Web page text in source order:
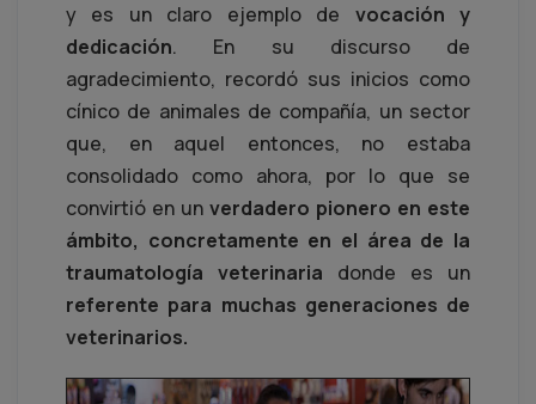
y es un claro ejemplo de vocación y
dedicación. En su discurso de
agradecimiento, recordó sus inicios como
cínico de animales de compañía, un sector
que, en aquel entonces, no estaba
consolidado como ahora, por lo que se
convirtió en un verdadero pionero en este
ámbito, concretamente en el área de la
traumatología veterinaria donde es un
referente para muchas generaciones de
veterinarios.